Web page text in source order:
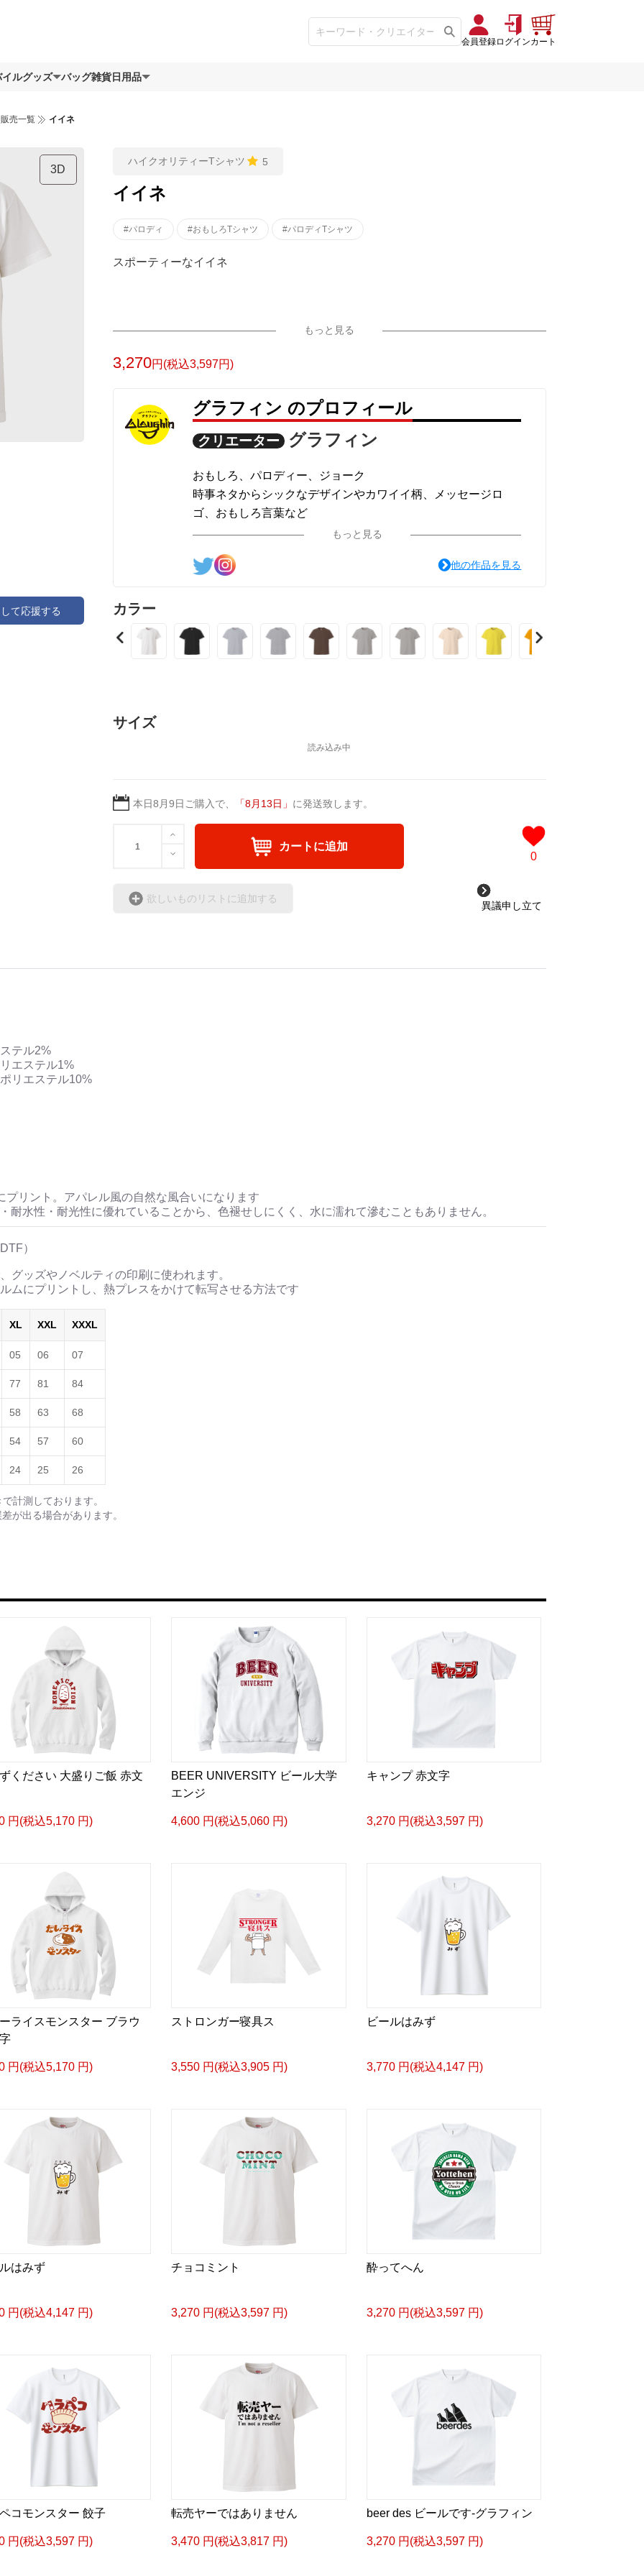
会員登録ログインカート
ルグッズ バッグ雑貨日用品
売一覧 イイネ
3D
て応援する
ハイクオリティーTシャツ 5
イイネ
#パロディ #おもしろTシャツ #パロディTシャツ
スポーティーなイイネ
もっと見る
3,270円(税込3,597円)
グラフィン のプロフィール
クリエーター グラフィン
おもしろ、パロディー、ジョーク
時事ネタからシックなデザインやカワイイ柄、メッセージロ
ゴ、おもしろ言葉など
様々なデザインを制作しています。
もっと見る
他の作品を見る
カラー
サイズ
本日8月9日 ご購入で、 「8月13日 」 に発送致します。
カートに追加
0
欲しいものリストに追加する
異議申し立て
テル2%
エステル1%
リエステル10%
プリント。アパレル風の自然な風合いになります
耐水性・耐光性に優れていることから、色褪せしにくく、水に濡れて滲むこともありません。
）
グッズやノベルティの印刷に使われます。
ムにプリントし、熱プレスをかけて転写させる方法です
XL XXL XXXL
05 06 07
77 81 84
58 63 68
54 57 60
24 25 26
計測しております。
が出る場合があります。
ください 大盛りご飯 赤文
円(税込5,170 円)
BEER UNIVERSITY ビール大学
エンジ
4,600 円(税込5,060 円)
キャンプ 赤文字
3,270 円(税込3,597 円)
ライスモンスター ブラウ
円(税込5,170 円)
ストロンガー寝具ス
3,550 円(税込3,905 円)
ビールはみず
3,770 円(税込4,147 円)
はみず
円(税込4,147 円)
チョコミント
3,270 円(税込3,597 円)
酔ってへん
3,270 円(税込3,597 円)
コモンスター 餃子
円(税込3,597 円)
転売ヤーではありません
3,470 円(税込3,817 円)
beer des ビールです-グラフィン
3,270 円(税込3,597 円)